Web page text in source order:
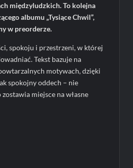
międzyludzkich. To kolejna
albumu „Tysiące Chwil”,
w preorderze.
spokoju i przestrzeni, w której
Tekst bazuje na
motywach, dzięki
spokojny oddech – nie
miejsce na własne